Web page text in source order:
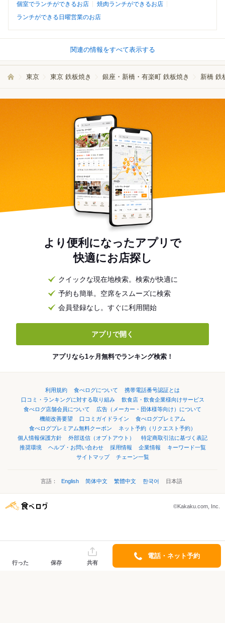
個室でランチができるお店
焼肉ランチができるお店
ランチができる日曜営業のお店
関連の情報をすべて表示する
東京 東京 鉄板焼き 銀座・新橋・有楽町 鉄板焼き 新橋 鉄
より便利になったアプリで
快適にお店探し
クイックな現在地検索。検索が快適に
予約も簡単。空席をスムーズに検索
会員登録なし。すぐに利用開始
アプリで開く
アプリなら1ヶ月無料でランキング検索！
利用規約 食べログについて
携帯電話番号認証とは
口コミ・ランキングに対する取り組み
飲食店・飲食企業様向けサービス
食べログ店舗会員について
広告（メーカー・団体様等向け）について
機能改善要望
口コミガイドライン
食べログプレミアム
食べログプレミアム無料クーポン
ネット予約（リクエスト予約）
個人情報保護方針
外部送信（オプトアウト）
特定商取引法に基づく表記
推奨環境
ヘルプ・お問い合わせ 採用情報 企業情報
キーワード一覧
サイトマップ
チェーン一覧
言語： English 简体中文 繁體中文 한국어 日本語
©Kakaku.com, Inc.
行った 保存 共有
電話・ネット予約